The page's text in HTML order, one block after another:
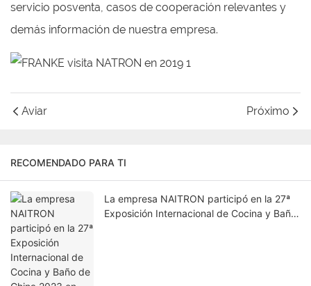
servicio posventa, casos de cooperación relevantes y
demás información de nuestra empresa.
Aviar Próximo
RECOMENDADO PARA TI
La empresa NAITRON participó en la 27ª
Exposición Internacional de Cocina y Baño